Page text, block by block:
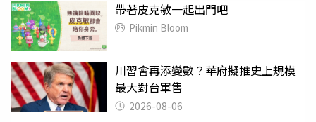
帶著皮克敏一起出門吧
Pikmin Bloom
川習會再添變數？華府擬推史上規模
最大對台軍售
2026-08-06